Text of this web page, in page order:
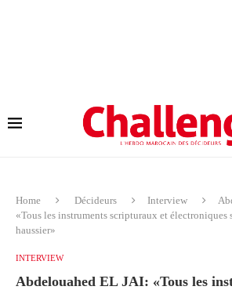
Home Décideurs Interview
«Tous les instruments scripturaux et électroniques
haussier»
INTERVIEW
Abdelouahed EL JAI: «Tous les